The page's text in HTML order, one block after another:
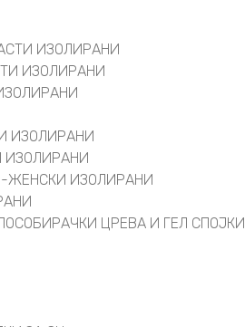
ИЗОЛИРАНИ
ИЗОЛИРАНИ
ИЗОЛИРАНИ
ЖЕНСКИ ИЗОЛИРАНИ
ЦРЕВА И ГЕЛ СПОЈКИ